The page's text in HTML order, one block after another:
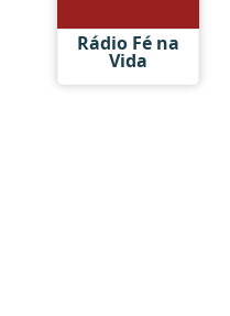
Rádio Fé na
Vida